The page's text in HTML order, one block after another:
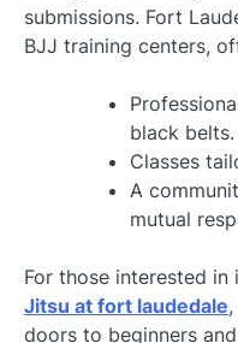
submissions. Fort
BJJ training centers,
black belts.
Classes
A
mutual
For those interested in
Jitsu at fort laudedale
doors to beginners